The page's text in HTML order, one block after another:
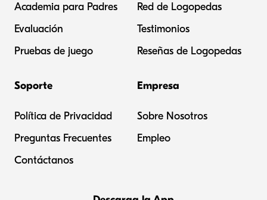
Academia para Padres
Evaluación
Pruebas de juego
Red de Logopedas
Testimonios
Reseñas de Logopedas
Soporte
Política de Privacidad
Preguntas Frecuentes
Contáctanos
Empresa
Sobre Nosotros
Empleo